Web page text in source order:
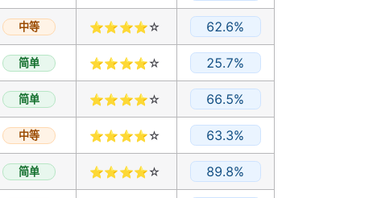
中等 ⭐⭐⭐⭐☆ 62.6%
简单 ⭐⭐⭐⭐☆ 25.7%
简单 ⭐⭐⭐⭐☆ 66.5%
中等 ⭐⭐⭐⭐☆ 63.3%
简单 ⭐⭐⭐⭐☆ 89.8%